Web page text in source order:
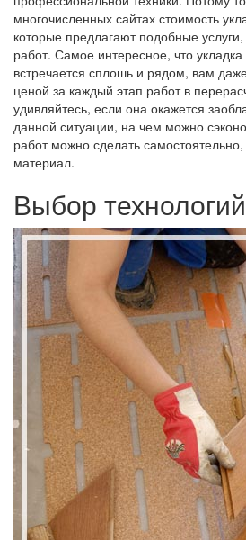
многочисленных сайтах стоимость
которые предлагают подобные
работ. Самое интересное, что
встречается сплошь и рядом, вам
ценой за каждый этап работ в
удивляйтесь, если она окажется
данной ситуации, на чем можно
работ можно сделать самостоятельно,
материал.
Выбор